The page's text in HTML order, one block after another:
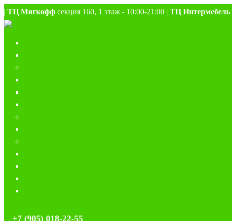
| ТЦ Мягкофф секция 160, 1 этаж - 10:00-21:00 | ТЦ Интермебель
+7 (905) 018-22-55